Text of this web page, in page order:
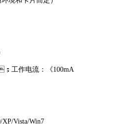
工作电流：《100mA
Vista/Win7